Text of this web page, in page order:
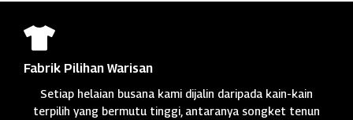

Fabrik Pilihan Warisan
Setiap helaian busana kami dijalin daripada kain-kain
terpilih yang bermutu tinggi, antaranya songket tenun